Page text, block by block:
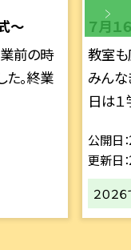
～
前の時
。終業
７月１
教室
みんな
日は
公開日
更新日
２０２